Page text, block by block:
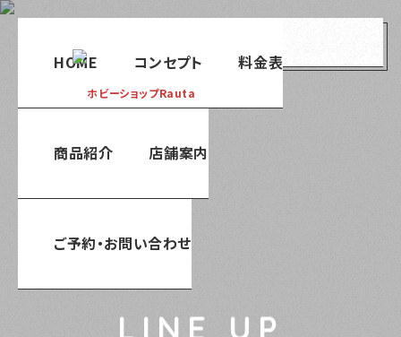
HOME コンセプト 料金表
商品紹介 店舗案内
ご予約・お問い合わせ
LINE UP